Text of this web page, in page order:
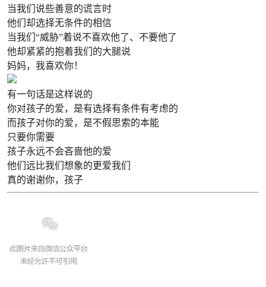
当我们说些善意的谎言时
他们却选择无条件的相信
当我们“威胁”着说不喜欢他了、不要他了
他却紧紧的抱着我们的大腿说
妈妈，我喜欢你！
有一句话是这样说的
你对孩子的爱，是有选择有条件有考虑的
而孩子对你的爱，是不假思索的本能
只要你需要
孩子永远不会吝啬他的爱
他们远比我们想象的更爱我们
真的谢谢你，孩子